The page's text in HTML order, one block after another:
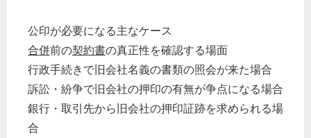
公印が必要になる主なケース
合併前の契約書の真正性を確認する場面
行政手続きで旧会社名義の書類の照会が来た場合
訴訟・紛争で旧会社の押印の有無が争点になる場合
銀行・取引先から旧会社の押印証跡を求められる場
合